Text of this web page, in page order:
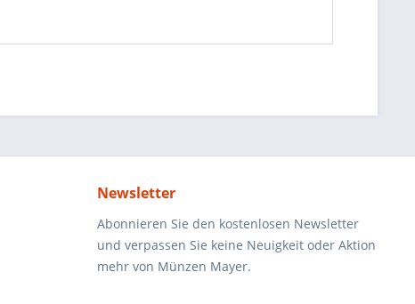
Newsletter
Abonnieren Sie den kostenlosen Newsletter
und verpassen Sie keine Neuigkeit oder Aktion
mehr von Münzen Mayer.